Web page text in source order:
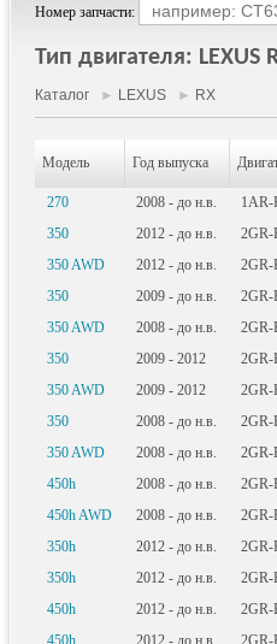
Номер запчасти:
Тип двигателя: LEXUS
Каталог ► LEXUS ► RX
Модель Год выпуска
270 2008 - до н.в. 1AR-
350
2012 - до н.в. 2GR-
350 AWD
2012 - до н.в. 2GR-
350
2009 - до н.в. 2GR-
350 AWD
2008 - до н.в. 2GR-
350
2009 - 2012 2GR-
350 AWD
2009 - 2012 2GR-
350
2008 - до н.в. 2GR-
350 AWD
2008 - до н.в. 2GR-
450h
2008 - до н.в. 2GR-
450h AWD
2008 - до н.в. 2GR-
350h
2012 - до н.в. 2GR-
350h
2012 - до н.в. 2GR-
450h
2012 - до н.в. 2GR-
450h
2012 - до н.в. 2GR-